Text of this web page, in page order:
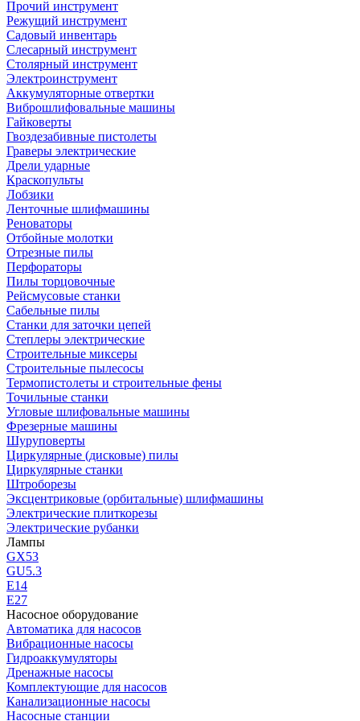
Прочий инструмент
Режущий инструмент
Садовый инвентарь
Слесарный инструмент
Столярный инструмент
Электроинструмент
Аккумуляторные отвертки
Виброшлифовальные машины
Гайковерты
Гвоздезабивные пистолеты
Граверы электрические
Дрели ударные
Краскопульты
Лобзики
Ленточные шлифмашины
Реноваторы
Отбойные молотки
Отрезные пилы
Перфораторы
Пилы торцовочные
Рейсмусовые станки
Сабельные пилы
Станки для заточки цепей
Степлеры электрические
Строительные миксеры
Строительные пылесосы
Термопистолеты и строительные фены
Точильные станки
Угловые шлифовальные машины
Фрезерные машины
Шуруповерты
Циркулярные (дисковые) пилы
Циркулярные станки
Штроборезы
Эксцентриковые (орбитальные) шлифмашины
Электрические плиткорезы
Электрические рубанки
Лампы
GX53
GU5.3
Е14
Е27
Насосное оборудование
Автоматика для насосов
Вибрационные насосы
Гидроаккумуляторы
Дренажные насосы
Комплектующие для насосов
Канализационные насосы
Насосные станции